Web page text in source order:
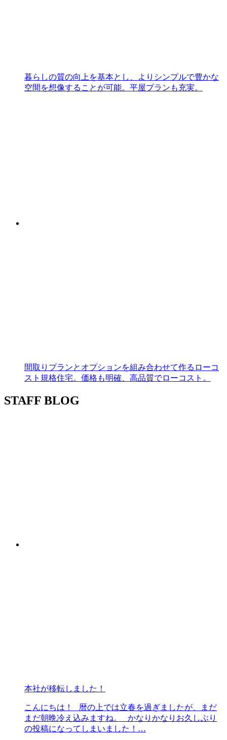
暮らしの質の向上を基本とし、よりシンプルで豊かな
空間を想像することが可能。平屋プランも充実。
間取りプランとオプションを組み合わせて作るローコ
スト規格住宅。価格も明確、高品質でローコスト。
STAFF BLOG
本社が移転しました！
こんにちは！ 暦の上では立春を過ぎましたが、まだ
まだ朝晩冷え込みますね。 かなりかなりお久しぶり
の投稿になってしまいました！…